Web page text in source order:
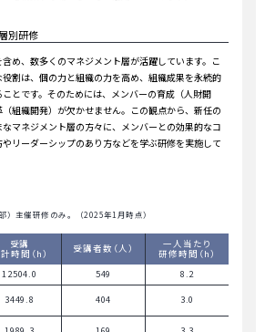
別研修
め、数多くのマネジメント層が活躍しています。こ
割は、個の力と組織の力を高め、組織成果を永続的
とです。そのためには、メンバーの育成（人財開
組織開発）が欠かせません。この観点から、新任の
マネジメント層の方々に、メンバーとの効果的なコ
リーダーシップのあり方などを学ぶ研修を実施して
主催研修のみ。（2025年1月時点）
受講
時間（h） 受講者数（人） 一人当たり
研修時間（h）
12504.0 549
8.2
3449.8 404 3.0